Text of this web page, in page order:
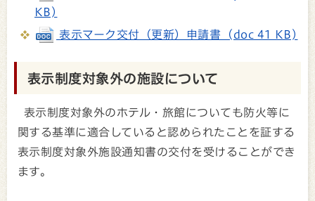
KB)
表示マーク交付（更新）申請書 (doc 41 KB)
表示制度対象外の施設について
表示制度対象外のホテル・旅館についても防火等に
関する基準に適合していると認められたことを証する
表示制度対象外施設通知書の交付を受けることができ
ます。